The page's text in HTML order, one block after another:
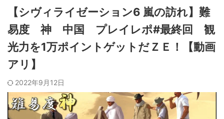
【シヴィライゼーション6 嵐の訪れ】難
易度 神 中国 プレイレポ#最終回 観
光力を1万ポイントゲットだＺＥ！【動画
アリ】
2022年9月12日